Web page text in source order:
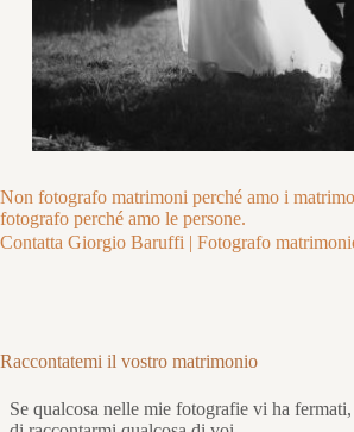
Non fotografo matrimoni perché amo i
fotografo perché amo le persone.
Contatta Giorgio Baruffi | Fotografo
Raccontatemi il vostro matrimonio
Se qualcosa nelle mie fotografie vi ha